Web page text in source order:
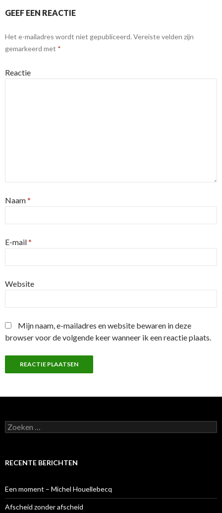
GEEF EEN REACTIE
Het e-mailadres wordt niet gepubliceerd. Vereiste velden zijn
gemarkeerd met *
Reactie
Naam*
E-mail*
Website
Mijn naam, e-mailadres en website bewaren in deze
browser voor de volgende keer wanneer ik een reactie plaats.
Z
o
e
a
a
r
RECENTE BERICHTEN
Een moment – Michel Houellebecq
Afscheid zonder afscheid